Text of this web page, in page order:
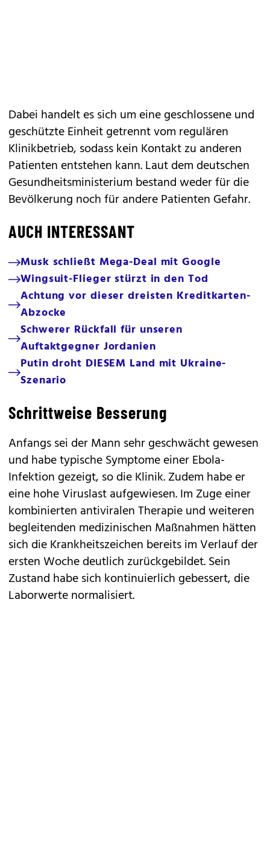
Dabei handelt es sich um eine geschlossene und
geschützte Einheit getrennt vom regulären
Klinikbetrieb, sodass kein Kontakt zu anderen
Patienten entstehen kann. Laut dem deutschen
Gesundheitsministerium bestand weder für die
Bevölkerung noch für andere Patienten Gefahr.
AUCH INTERESSANT
Musk schließt Mega-Deal mit Google
Wingsuit-Flieger stürzt in den Tod
Achtung vor dieser dreisten Kreditkarten-
Abzocke
Schwerer Rückfall für unseren
Auftaktgegner Jordanien
Putin droht DIESEM Land mit Ukraine-
Szenario
Schrittweise Besserung
Anfangs sei der Mann sehr geschwächt gewesen
und habe typische Symptome einer Ebola-
Infektion gezeigt, so die Klinik. Zudem habe er
eine hohe Viruslast aufgewiesen. Im Zuge einer
kombinierten antiviralen Therapie und weiteren
begleitenden medizinischen Maßnahmen hätten
sich die Krankheitszeichen bereits im Verlauf der
ersten Woche deutlich zurückgebildet. Sein
Zustand habe sich kontinuierlich gebessert, die
Laborwerte normalisiert.